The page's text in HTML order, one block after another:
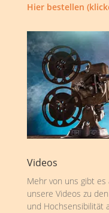
Hier bestellen
Videos
Mehr von uns gibt es
unsere Videos zu
und Hochsensibilität